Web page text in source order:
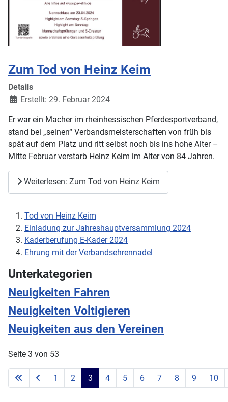
Zum Tod von Heinz Keim
Details
Erstellt: 29. Februar 2024
Er war ein Macher im rheinhessischen Pferdesportverband,
stand bei „seinen“ Verbandsmeisterschaften von früh bis
spät auf dem Platz und ritt selbst noch bis ins hohe Alter –
Mitte Februar verstarb Heinz Keim im Alter von 84 Jahren.
Weiterlesen: Zum Tod von Heinz Keim
Tod von Heinz Keim
Einladung zur Jahreshauptversammlung 2024
Kaderberufung E-Kader 2024
Ehrung mit der Verbandsehrennadel
Unterkategorien
Neuigkeiten Fahren
Neuigkeiten Voltigieren
Neuigkeiten aus den Vereinen
Seite 3 von 53
1 2 3 4 5 6 7 8 9 10